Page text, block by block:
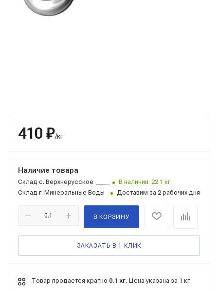
410 ₽/кг
Наличие товара
Склад с. Верхнерусское
В наличии: 22.1 кг
Склад г. Минеральные Воды Доставим за 2 рабочих дня
В КОРЗИНУ
ЗАКАЗАТЬ В 1 КЛИК
Товар продается кратно 0.1 кг. Цена указана за 1 кг